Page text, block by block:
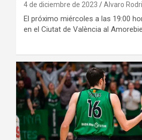
4 de diciembre de 2023 Alvaro
El próximo miércoles a las 19:00
en el Ciutat de València al